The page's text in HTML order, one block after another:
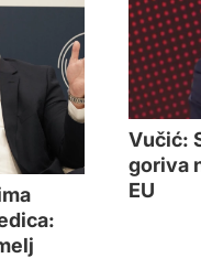
Vučić:
goriva
EU